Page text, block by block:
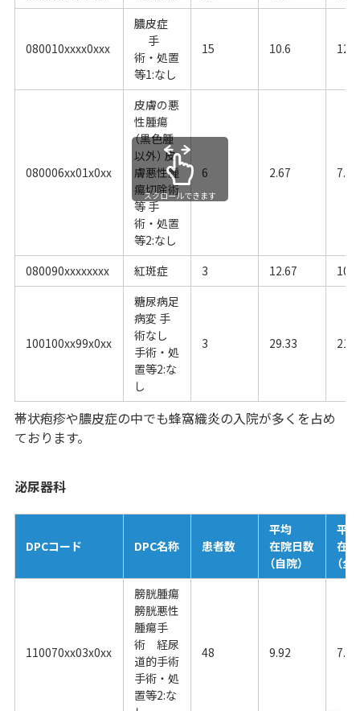
080010xxxx0xxx
膿皮症
手
術・処置
等1:なし
15 10.6
080006xx01x0xx
皮膚の悪
性腫瘍
（黒色腫
以外） 皮
膚悪性腫
瘍切除術
等 手
術・処置
等2:なし
6 2.67 7.71
080090xxxxxxxx 紅斑症 3 12.67
100100xx99x0xx
糖尿病足
病変 手
術なし
手術・処
置等2:な
し
3 29.33
スクロールできます
帯状疱疹や膿皮症の中でも蜂窩織炎の入院が多くを占め
ております。
泌尿器科
DPCコード DPC名称 患者数
平均
在院日数
（自院）
平均
在
（全
110070xx03x0xx
膀胱腫瘍
膀胱悪性
腫瘍手
術 経尿
道的手術
手術・処
置等2:な
48 9.92 7.13